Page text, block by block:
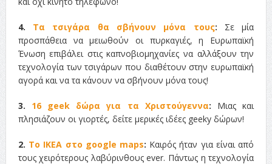
4. Τα τσιγάρα θα σβήνουν μόνα τους: Σε μία
προσπάθεια να μειωθούν οι πυρκαγιές, η Ευρωπαϊκή
Ένωση επιβάλει στις καπνοβιομηχανίες να αλλάξουν την
τεχνολογία των τσιγάρων που διαθέτουν στην ευρωπαϊκή
αγορά και να τα κάνουν να σβήνουν μόνα τους!
3. 16 geek δώρα για τα Χριστούγεννα: Μιας και
πλησιάζουν οι γιορτές, δείτε μερικές ιδέες geeky δώρων!
2. Το ΙΚΕΑ στο google maps: Καιρός ήταν για είναι από
τους χειρότερους λαβύρινθους ever. Πάντως η τεχνολογία